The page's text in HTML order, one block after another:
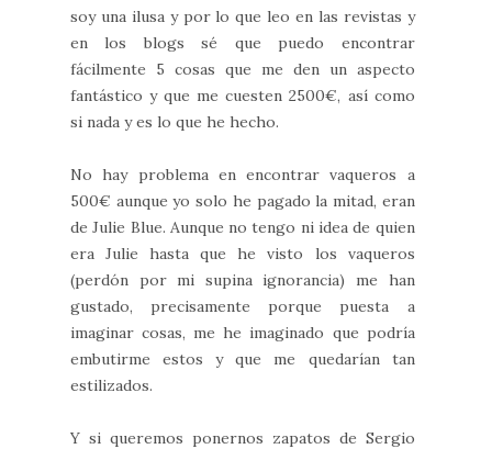
soy una ilusa y por lo que leo en las revistas y
en los blogs sé que puedo encontrar
fácilmente 5 cosas que me den un aspecto
fantástico y que me cuesten 2500€, así como
si nada y es lo que he hecho.
No hay problema en encontrar vaqueros a
500€ aunque yo solo he pagado la mitad, eran
de Julie Blue. Aunque no tengo ni idea de quien
era Julie hasta que he visto los vaqueros
(perdón por mi supina ignorancia) me han
gustado, precisamente porque puesta a
imaginar cosas, me he imaginado que podría
embutirme estos y que me quedarían tan
estilizados.
Y si queremos ponernos zapatos de Sergio